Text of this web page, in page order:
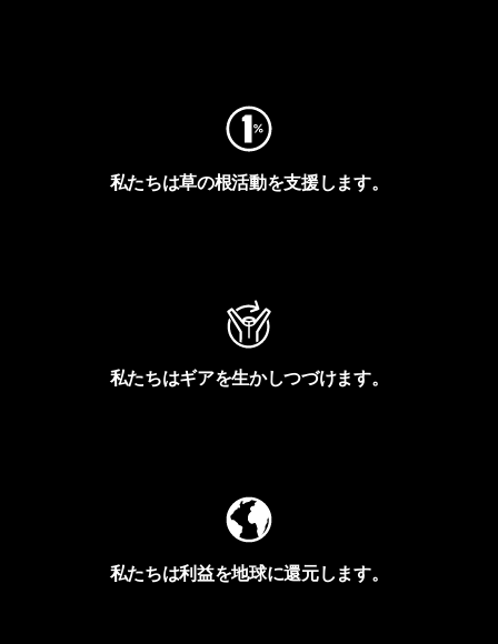
私たちは草の根活動を支援します。
私たちはギアを生かしつづけます。
私たちは利益を地球に還元します。